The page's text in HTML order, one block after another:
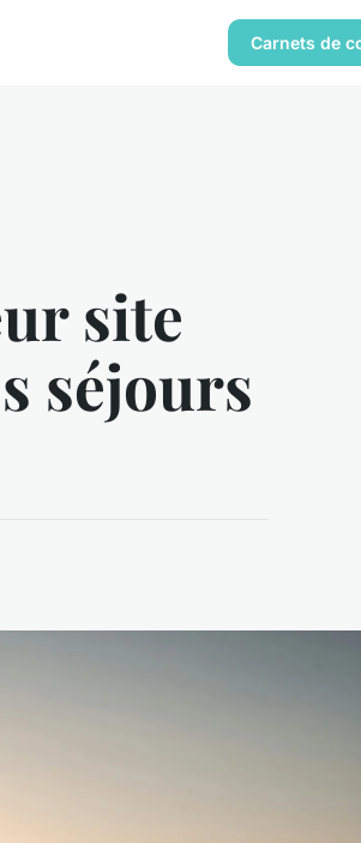
Carnets de
site
séjours